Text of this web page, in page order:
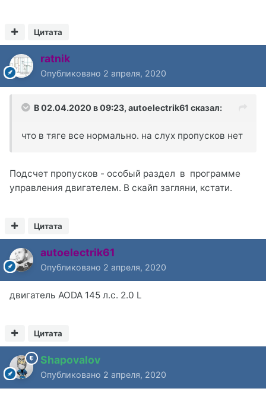
Цитата
ratnik
Опубликовано 2 апреля, 2020
В 02.04.2020 в 09:23, autoelectrik61 сказал:
что в тяге все нормально. на слух пропусков нет
Подсчет пропусков - особый раздел в программе
управления двигателем. В скайп загляни, кстати.
Цитата
autoelectrik61
Опубликовано 2 апреля, 2020
двигатель AODA 145 л.с. 2.0 L
Цитата
Shapovalov
Опубликовано 2 апреля, 2020